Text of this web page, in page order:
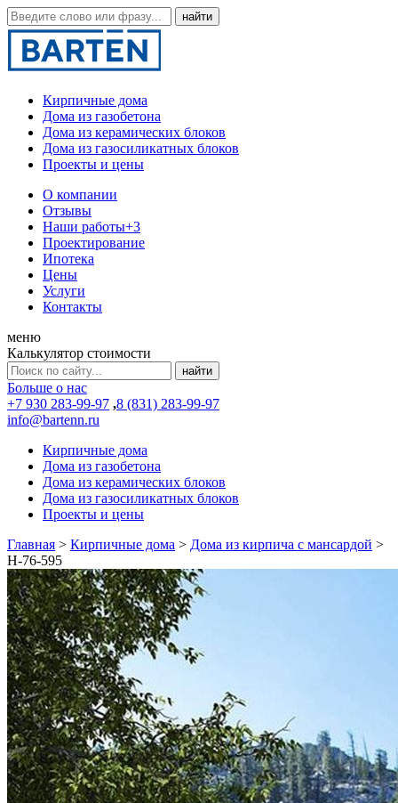
Кирпичные дома
Дома из газобетона
Дома из керамических блоков
Дома из газосиликатных блоков
Проекты и цены
О компании
Отзывы
Наши работы+3
Проектирование
Ипотека
Цены
Услуги
Контакты
меню
Калькулятор стоимости
Больше о нас
+7 930 283-99-97 ,8 (831) 283-99-97
info@bartenn.ru
Кирпичные дома
Дома из газобетона
Дома из керамических блоков
Дома из газосиликатных блоков
Проекты и цены
Главная > Кирпичные дома > Дома из кирпича с мансардой >
Н-76-595